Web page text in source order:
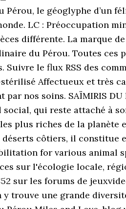
le géoglyphe d’un
LC : Préoccupation
différente. La marque
du Pérou. Toutes ces
le flux RSS des
Affectueux et très
nos soins. SAÏMIRIS DU
qui reste attaché à
plus riches de la planète
déserts côtiers, il
for various animal
sur l'écologie locale,
sur les forums de
une grande